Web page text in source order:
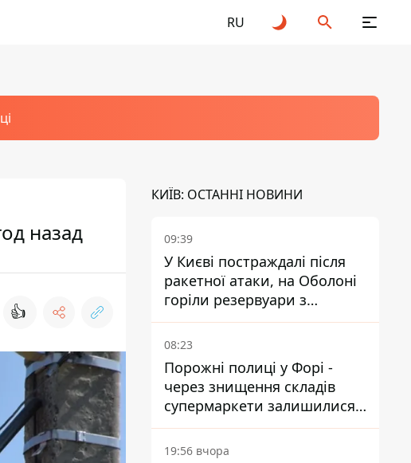
RU
назад
👍
КИЇВ: ОСТАННІ НОВИНИ
09:39
У Києві постраждалі після
ракетної атаки, на Оболоні
горіли резервуари з
паливом
08:23
Порожні полиці у Форі -
через знищення складів
супермаркети залишилися
без асортименту
19:56 вчора